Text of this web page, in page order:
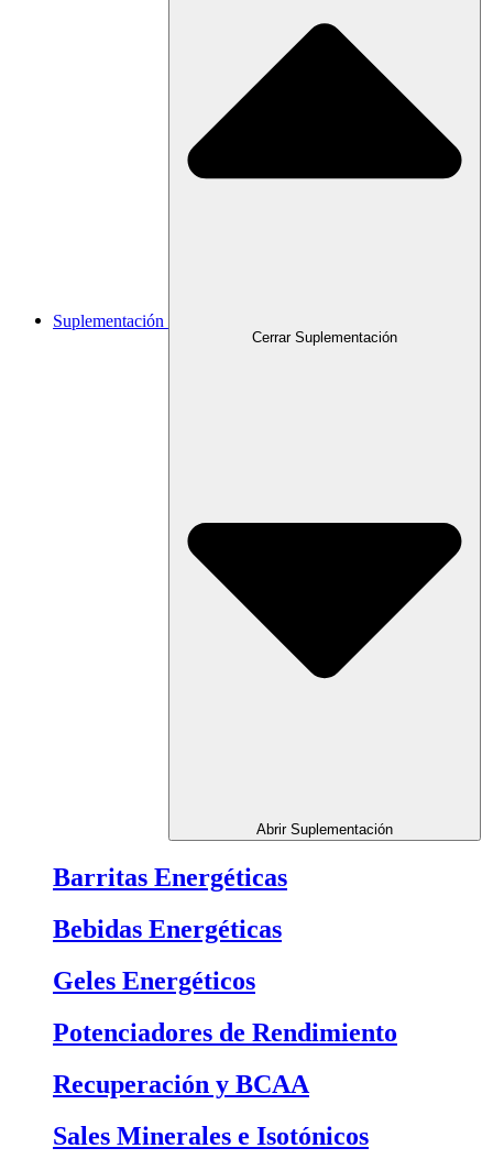
Suplementación
Cerrar Suplementación
Abrir Suplementación
Barritas Energéticas
Bebidas Energéticas
Geles Energéticos
Potenciadores de Rendimiento
Recuperación y BCAA
Sales Minerales e Isotónicos